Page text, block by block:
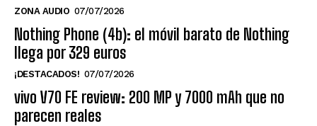
ZONA AUDIO 07/07/2026
Nothing Phone (4b): el móvil barato de Nothing
llega por 329 euros
¡DESTACADOS! 07/07/2026
vivo V70 FE review: 200 MP y 7000 mAh que no
parecen reales